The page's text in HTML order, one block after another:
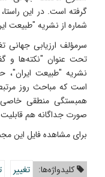
گرفته است. در این
شماره از نشریه "طبیعت
نشریه "طبیعت ایران"،
است که مباحث روز
همبستگی منطقی خاصی
صورت جداگانه هم قابلیت
برای مشاهده فایل این
کلیدواژه‌ها: تغییر